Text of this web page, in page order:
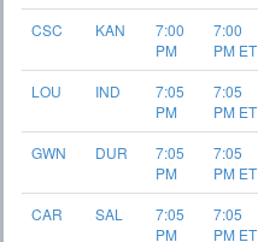
CSC
KAN
7:00
PM
7:00
PM ET
LOU
IND
7:05
PM
7:05
PM ET
GWN
DUR
7:05
PM
7:05
PM ET
CAR
SAL
7:05
PM
7:05
PM ET